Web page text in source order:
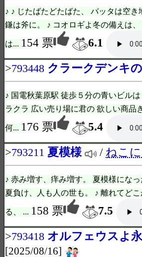
♪ ♪ じたばたどたばた、 バッタは空
鎌は斧に。 ♪ コオロギよ冬の備えは
は... 154 票
6.1
>793448 クラークデンキ
♪ 国電秋葉原駅 徒歩５分の青いビル
ラクラ 広い売り場に君の 欲しい商品
何... 176 票
5.4
>793211 夏模様 / ねこ
♪ 赤み増す、痒み増す。 夏模様にな
夏負け、人も人の世も。 ♪ 離れてど
る、 ... 158 票
7.5
>793418 オルフェウスよ
[2025/08/16]